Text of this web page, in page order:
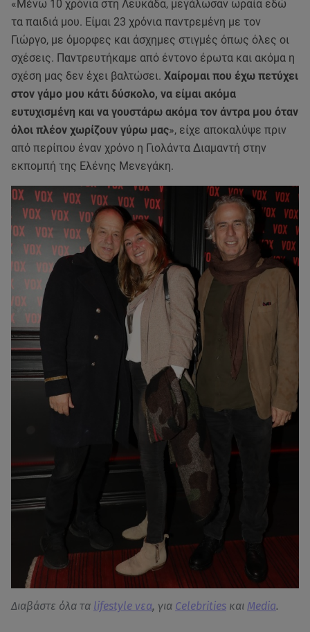
«Μένω 10 χρόνια στη Λευκάδα, μεγάλωσαν ωραία εδώ
τα παιδιά μου. Είμαι 23 χρόνια παντρεμένη με τον
Γιώργο, με όμορφες και άσχημες στιγμές όπως όλες οι
σχέσεις. Παντρευτήκαμε από έντονο έρωτα και ακόμα η
σχέση μας δεν έχει βαλτώσει. Χαίρομαι που έχω πετύχει
στον γάμο μου κάτι δύσκολο, να είμαι ακόμα
ευτυχισμένη και να γουστάρω ακόμα τον άντρα μου όταν
όλοι πλέον χωρίζουν γύρω μας», είχε αποκαλύψε πριν
από περίπου έναν χρόνο η Γιολάντα Διαμαντή στην
εκπομπή της Ελένης Μενεγάκη.
Διαβάστε όλα τα lifestyle νεα, για Celebrities και Media.